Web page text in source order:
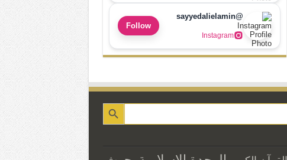
@sayyedalielamin
Instagram
Follow